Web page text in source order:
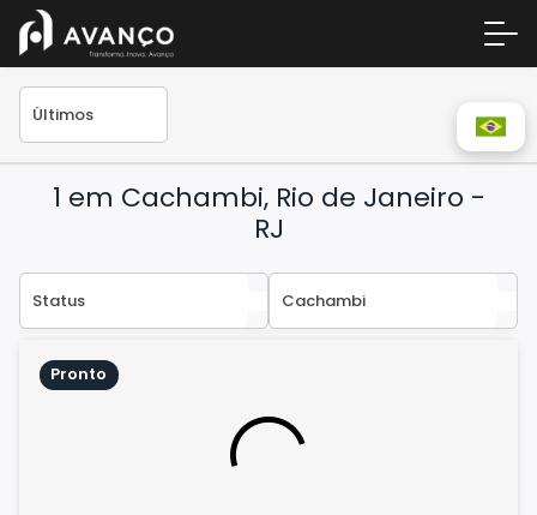
1 em Cachambi, Rio de Janeiro -
RJ
Pronto